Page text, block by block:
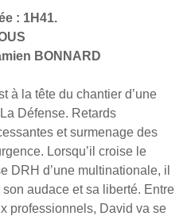
: 1H41.
BONNARD
à la tête du chantier d’une
Défense. Retards
et surmenage des
Lorsqu’il croise le
DRH d’une multinationale, il
audace et sa liberté. Entre
professionnels, David va se